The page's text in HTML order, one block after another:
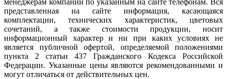
представленная на сайте информация, касающаяся
комплектации, технических характеристик, цветовых
сочетаний, а также стоимости продукции, носит
информационный характер и ни при каких условиях не
является публичной офертой, определяемой положениями
пункта 2 статьи 437 Гражданского Кодекса Российской
Федерации. Указанные цены являются рекомендованными и
могут отличаться от действительных цен.